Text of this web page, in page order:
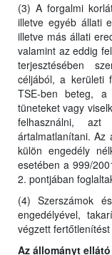
(3) A forgalmi
illetve egyéb állati
illetve más állati
valamint az eddig
terjesztésében
céljából, a kerületi
TSE-ben beteg, a
tüneteket vagy
felhasználni, azt
ártalmatlanítani. Az
külön engedély
esetében a 999/
2. pontjában
(4) Szerszámok
engedélyével,
végzett
Az állományt